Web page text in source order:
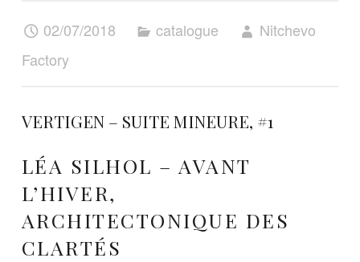
02/07/2018 catalogue
Nitchevo
Factory
VERTIGEN – SUITE MINEURE, #1
LÉA SILHOL – AVANT
L’HIVER,
ARCHITECTONIQUE DES
CLARTÉS